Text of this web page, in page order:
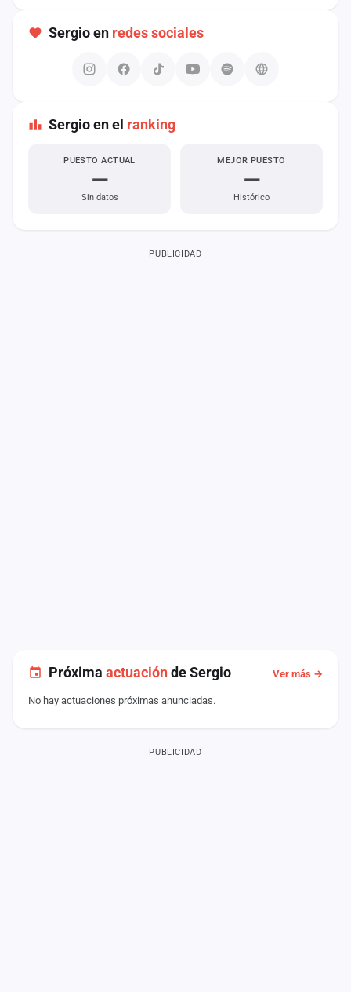
Próxima actuaciónde Sergio Ver más →
No hay actuaciones próximas anunciadas.
PUBLICIDAD
Sergio en redes sociales
Sergio en el ranking
PUESTO ACTUAL
—
Sin datos
MEJOR PUESTO
—
Histórico
PUBLICIDAD
Administración